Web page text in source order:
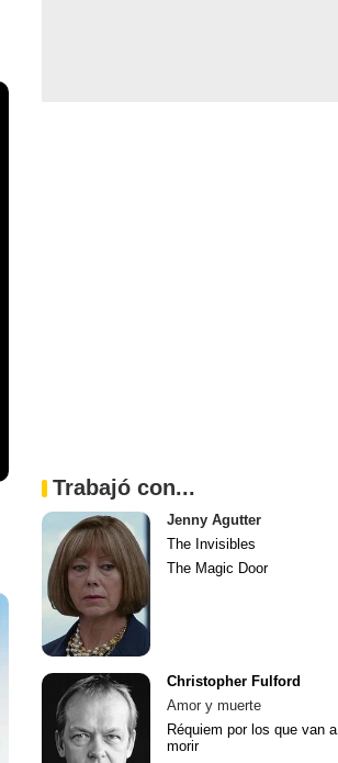
Trabajó con...
Jenny Agutter
The Invisibles
The Magic Door
Christopher Fulford
Amor y muerte
Réquiem por los que van a
morir